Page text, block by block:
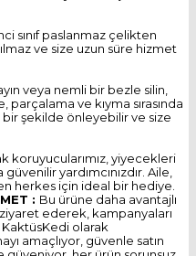
sınıf paslanmaz çelikten
ve size uzun süre hizmet
veya nemli bir bezle silin,
ve kıyma sırasında
bir şekilde önleyebilir ve size
koruyucularımız, yiyecekleri
yardımcınızdır. Aile,
herkes için ideal bir hediye.
: Bu ürüne daha avantajlı
ederek, kampanyaları
olarak
amaçlıyor, güvenle satın